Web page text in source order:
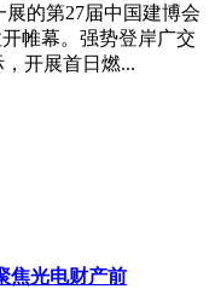
的第27届中国建博会
帷幕。强势登岸广交
开展首日燃...
焦光电财产前